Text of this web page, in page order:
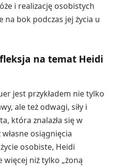
i realizację osobistych
na bok podczas jej życia u
na temat Heidi
jest przykładem nie tylko
ale też odwagi, siły i
która znalazła się w
osiągnięcia
osobiste, Heidi
więcej niż tylko „żoną